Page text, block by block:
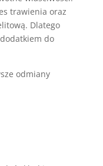
trawienia oraz
Dlatego
do
odmiany